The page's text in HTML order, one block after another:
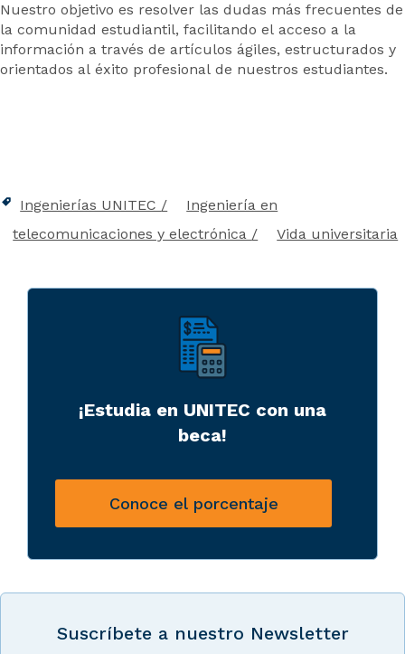
Nuestro objetivo es resolver las dudas más frecuentes de
la comunidad estudiantil, facilitando el acceso a la
información a través de artículos ágiles, estructurados y
orientados al éxito profesional de nuestros estudiantes.
Ingenierías UNITEC
Ingeniería en
telecomunicaciones y electrónica
Vida universitaria
¡Estudia en UNITEC con una
beca!
Conoce el porcentaje
Suscríbete a nuestro Newsletter